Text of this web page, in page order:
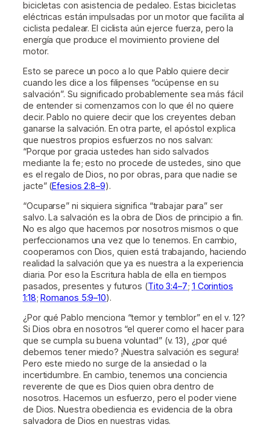
bicicletas con asistencia de pedaleo. Estas bicicletas
eléctricas están impulsadas por un motor que facilita al
ciclista pedalear. El ciclista aún ejerce fuerza, pero la
energía que produce el movimiento proviene del
motor.
Esto se parece un poco a lo que Pablo quiere decir
cuando les dice a los filipenses “ocúpense en su
salvación”. Su significado probablemente sea más fácil
de entender si comenzamos con lo que él no quiere
decir. Pablo no quiere decir que los creyentes deban
ganarse la salvación. En otra parte, el apóstol explica
que nuestros propios esfuerzos no nos salvan:
“Porque por gracia ustedes han sido salvados
mediante la fe; esto no procede de ustedes, sino que
es el regalo de Dios, no por obras, para que nadie se
jacte” (Efesios 2:8–9).
“Ocuparse” ni siquiera significa “trabajar para” ser
salvo. La salvación es la obra de Dios de principio a fin.
No es algo que hacemos por nosotros mismos o que
perfeccionamos una vez que lo tenemos. En cambio,
cooperamos con Dios, quien está trabajando, haciendo
realidad la salvación que ya es nuestra a la experiencia
diaria. Por eso la Escritura habla de ella en tiempos
pasados, presentes y futuros (Tito 3:4–7; 1 Corintios
1:18;Romanos 5:9–10).
¿Por qué Pablo menciona “temor y temblor” en el v. 12?
Si Dios obra en nosotros “el querer como el hacer para
que se cumpla su buena voluntad” (v. 13), ¿por qué
debemos tener miedo? ¡Nuestra salvación es segura!
Pero este miedo no surge de la ansiedad o la
incertidumbre. En cambio, tenemos una conciencia
reverente de que es Dios quien obra dentro de
nosotros. Hacemos un esfuerzo, pero el poder viene
de Dios. Nuestra obediencia es evidencia de la obra
salvadora de Dios en nuestras vidas.